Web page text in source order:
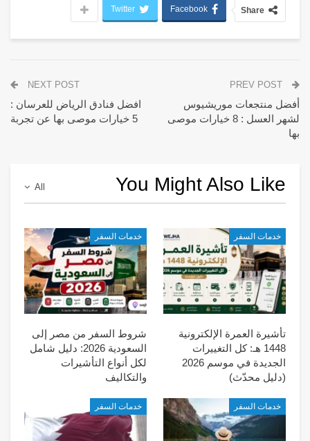
Share
Facebook
Twitter
أفضل منتجعات موريشيوس
لشهر العسل : 8 خيارات موصى
بها
NEXT POST
افضل فنادق الرياض للعرسان :
5 خيارات موصى بها عن تجربة
All You Might Also Like
خدمات السفر
تأشيرة العمرة الإلكترونية
1448 هـ: كل التغييرات
الجديدة في موسم 2026
(دليل محدّث)
خدمات السفر
شروط السفر من مصر إلى
السعودية 2026: دليل شامل
لكل أنواع التأشيرات
والتكاليف
خدمات السفر خدمات السفر